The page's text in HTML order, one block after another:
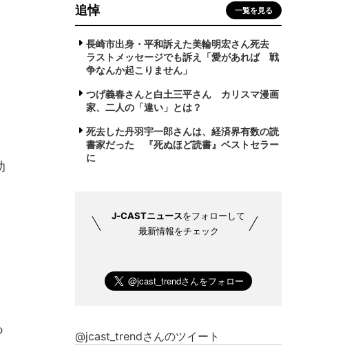
追悼 一覧を見る
長崎市出身・平和訴えた美輪明宏さん死去
ラストメッセージでも訴え「愛があれば 戦
争なんか起こりません」
つげ義春さんと白土三平さん カリスマ漫画
家、二人の「違い」とは？
死去した丹羽宇一郎さんは、経済界有数の読
書家だった 『死ぬほど読書』ベストセラー
に
J-CASTニュースをフォローして
最新情報をチェック
@jcast_trendさんのツイート